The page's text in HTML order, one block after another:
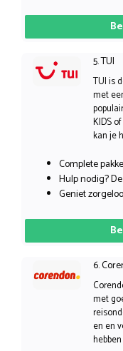
5. TUI
TUI is
met
KIDS
kan je
Complete
Hulp nodig?
Geniet
6.
met
en en